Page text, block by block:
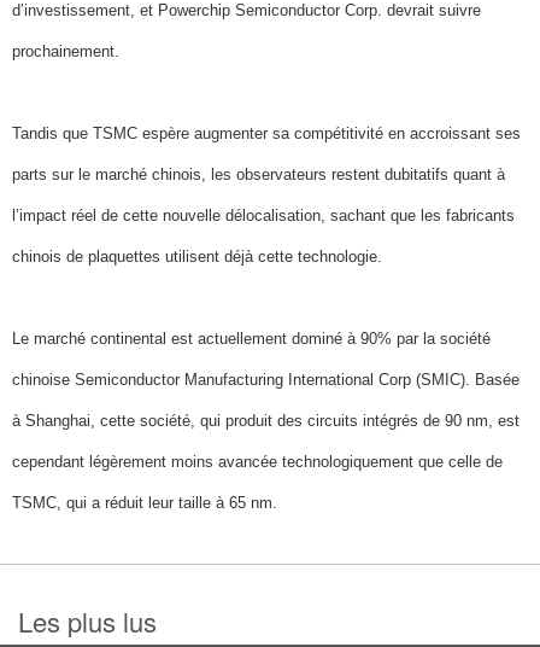
d’investissement, et Powerchip Semiconductor Corp. devrait suivre
prochainement.
Tandis que TSMC espère augmenter sa compétitivité en accroissant ses
parts sur le marché chinois, les observateurs restent dubitatifs quant à
l’impact réel de cette nouvelle délocalisation, sachant que les fabricants
chinois de plaquettes utilisent déjà cette technologie.
Le marché continental est actuellement dominé à 90% par la société
chinoise Semiconductor Manufacturing International Corp (SMIC). Basée
à Shanghai, cette société, qui produit des circuits intégrés de 90 nm, est
cependant légèrement moins avancée technologiquement que celle de
TSMC, qui a réduit leur taille à 65 nm.
Les plus lus